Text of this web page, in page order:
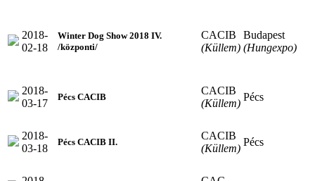
2018-
02-18
Winter Dog Show 2018 IV.
/központi/
CACIB
(Küllem)
Budapest
(Hungexpo)
2018-
03-17
Pécs CACIB
CACIB
(Küllem)
Pécs
2018-
03-18
Pécs CACIB II.
CACIB
(Küllem)
Pécs